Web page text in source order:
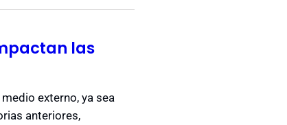
las
externo, ya sea
anteriores,